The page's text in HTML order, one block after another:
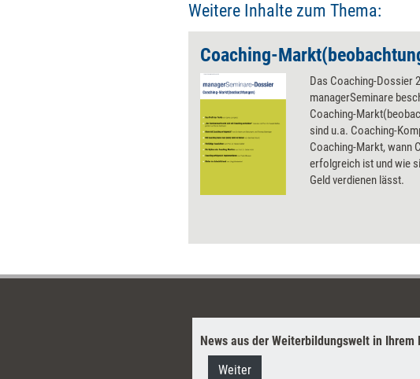
Weitere Inhalte zum Thema:
Coaching-
Das Coaching-Dossier
managerSeminare
Coaching-
sind u.a. Coaching-
Coaching-Markt, wann
erfolgreich ist und wie
Geld verdienen lässt.
News aus der Weiterbildungswelt in
Weiter